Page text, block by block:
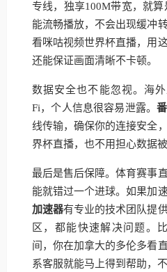
专线，独享100M带宽，就
能流畅播放，不会出现缓冲
看咪咕视频世界杯直播，用
还能保证画面清晰不卡顿。
数据安全也不能忽视。海
Fi，个人信息很容易泄露。
线传输，确保你的连接安全
界杯直播，也不用担心数据被
最后是售后保障。体育赛事
能就错过一个进球。如果加
加速器有专业的技术团队提
区，都能快速解决问题。
间，你在加拿大的多伦多看
系客服就能马上得到帮助，